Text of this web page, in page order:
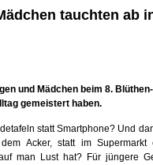
tauchten ab
und Mädchen beim 8.
gemeistert haben.
statt Smartphone? Und
Acker, statt im Supermarkt
man Lust hat? Für jüngere